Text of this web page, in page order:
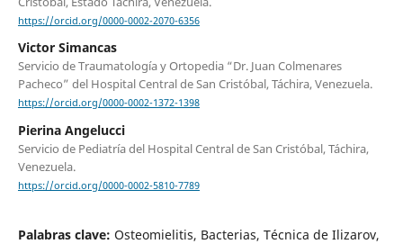
https://orcid.org/0000-0002-2070-6356
Victor Simancas
Servicio de Traumatología y Ortopedia “Dr. Juan Colmenares
Pacheco” del Hospital Central de San Cristóbal, Táchira, Venezuela.
https://orcid.org/0000-0002-1372-1398
Pierina Angelucci
Servicio de Pediatría del Hospital Central de San Cristóbal, Táchira,
Venezuela.
https://orcid.org/0000-0002-5810-7789
Palabras clave: Osteomielitis, Bacterias, Técnica de Ilizarov,